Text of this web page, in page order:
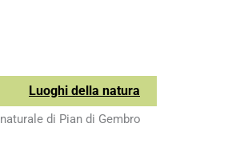
Luoghi della natura
di Pian di Gembro